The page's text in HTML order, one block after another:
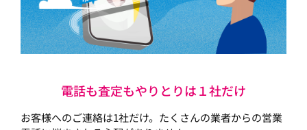
電話も査定もやりとりは１社だけ
お客様へのご連絡は1社だけ。たくさんの業者からの営業